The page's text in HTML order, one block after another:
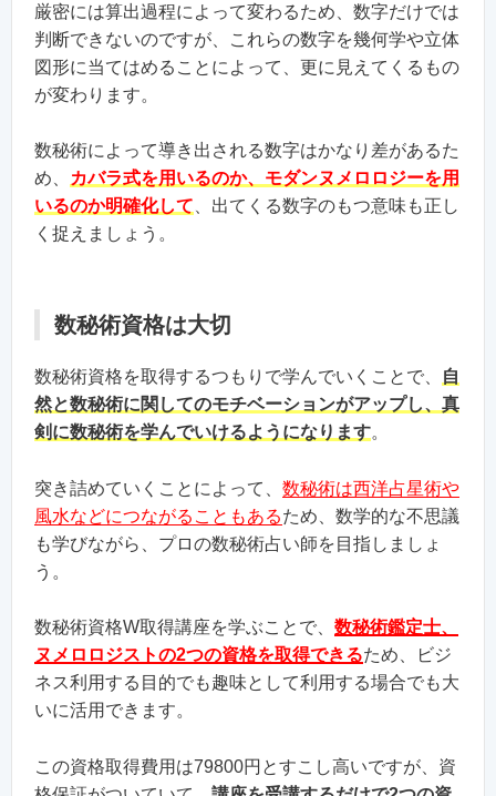
厳密には算出過程によって変わるため、数字だけでは
判断できないのですが、これらの数字を幾何学や立体
図形に当てはめることによって、更に見えてくるもの
が変わります。
数秘術によって導き出される数字はかなり差があるた
め、
カバラ式を用いるのか、モダンヌメロロジーを用
いるのか明確化して 、出てくる数字のもつ意味も正し
く捉えましょう。
数秘術資格は大切
数秘術資格を取得するつもりで学んでいくことで、
自
然と数秘術に関してのモチベーションがアップし、真
剣に数秘術を学んでいけるようになります。
突き詰めていくことによって、 数秘術は西洋占星術や
風水などにつながることもあるため、数学的な不思議
も学びながら、プロの数秘術占い師を目指しましょ
う。
数秘術資格W取得講座を学ぶことで、 数秘術鑑定士、
ヌメロロジストの2つの資格を取得できるため、ビジ
ネス利用する目的でも趣味として利用する場合でも大
いに活用できます。
この資格取得費用は79800円とすこし高いですが、資